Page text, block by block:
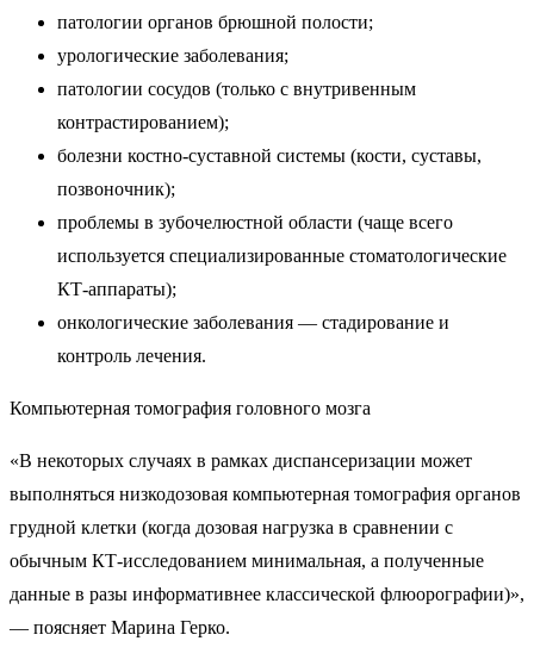
патологии органов брюшной полости;
урологические заболевания;
патологии сосудов (только с внутривенным
контрастированием);
болезни костно-суставной системы (кости, суставы,
позвоночник);
проблемы в зубочелюстной области (чаще всего
используется специализированные стоматологические
КТ-аппараты);
онкологические заболевания — стадирование и
контроль лечения.
Компьютерная томография головного мозга
«В некоторых случаях в рамках диспансеризации может
выполняться низкодозовая компьютерная томография органов
грудной клетки (когда дозовая нагрузка в сравнении с
обычным КТ-исследованием минимальная, а полученные
данные в разы информативнее классической флюорографии)»,
— поясняет Марина Герко.